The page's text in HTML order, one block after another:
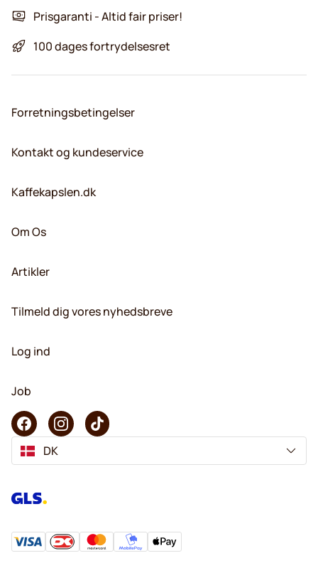
Prisgaranti - Altid fair priser!
100 dages fortrydelsesret
Forretningsbetingelser
Kontakt og kundeservice
Kaffekapslen.dk
Om Os
Artikler
Tilmeld dig vores nyhedsbreve
Log ind
Job
DK